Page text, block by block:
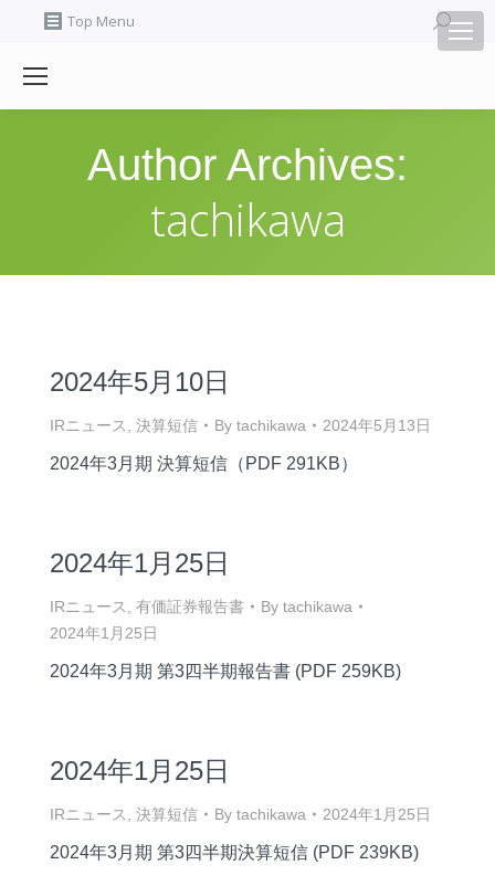
Top Menu Search:
Author Archives:
tachikawa
2024年5月10日
IRニュース 決算短信 By tachikawa 2024年5月13日
2024年3月期 決算短信（PDF 291KB）
2024年1月25日
IRニュース 有価証券報告書 By tachikawa
2024年1月25日
2024年3月期 第3四半期報告書 (PDF 259KB)
2024年1月25日
IRニュース 決算短信 By tachikawa 2024年1月25日
2024年3月期 第3四半期決算短信 (PDF 239KB)